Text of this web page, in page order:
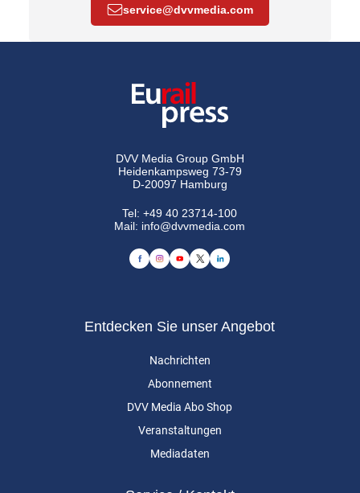
service@dvvmedia.com
DVV Media Group GmbH
Heidenkampsweg 73-79
D-20097 Hamburg
Tel:+49 40 23714-100
Mail: info@dvvmedia.com
Entdecken Sie unser Angebot
Nachrichten
Abonnement
DVV Media Abo Shop
Veranstaltungen
Mediadaten